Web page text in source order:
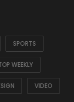
SPORTS
WEEKLY
VIDEO